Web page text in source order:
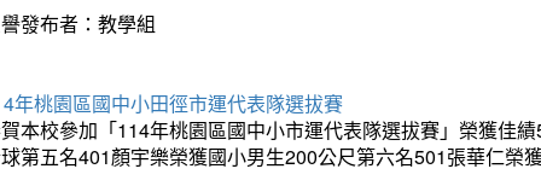
發布者：教學組
年桃園區國中小田徑市運代表隊選拔賽
本校參加「114年桃園區國中小市運代表隊選拔賽」榮獲佳
第五名401顏宇樂榮獲國小男生200公尺第六名501張華仁